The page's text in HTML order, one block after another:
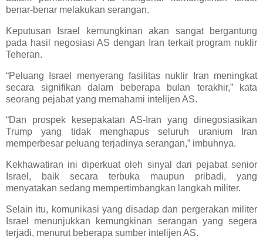
benar-benar melakukan serangan.
Keputusan Israel kemungkinan akan sangat bergantung
pada hasil negosiasi AS dengan Iran terkait program nuklir
Teheran.
“Peluang Israel menyerang fasilitas nuklir Iran meningkat
secara signifikan dalam beberapa bulan terakhir,” kata
seorang pejabat yang memahami intelijen AS.
“Dan prospek kesepakatan AS-Iran yang dinegosiasikan
Trump yang tidak menghapus seluruh uranium Iran
memperbesar peluang terjadinya serangan,” imbuhnya.
Kekhawatiran ini diperkuat oleh sinyal dari pejabat senior
Israel, baik secara terbuka maupun pribadi, yang
menyatakan sedang mempertimbangkan langkah militer.
Selain itu, komunikasi yang disadap dan pergerakan militer
Israel menunjukkan kemungkinan serangan yang segera
terjadi, menurut beberapa sumber intelijen AS.